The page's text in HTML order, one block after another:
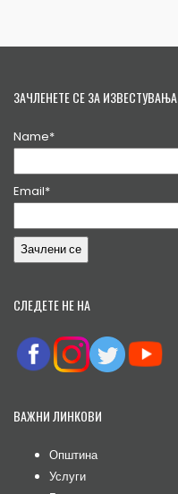
ЗАЧЛЕНЕТЕ СЕ ЗА ИЗВЕСТУВАЊА
Name*
Email*
СЛЕДЕТЕ НЕ НА
ВАЖНИ ЛИНКОВИ
Општина
Услуги